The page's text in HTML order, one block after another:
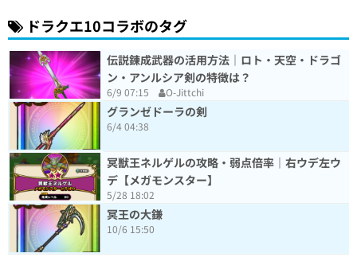
ドラクエ10コラボのタグ
伝説錬成武器の活用方法｜ロト・天空・ドラゴ
ン・アンルシア剣の特徴は？
6/9 07:15 O-Jittchi
グランゼドーラの剣
6/4 04:38
冥獣王ネルゲルの攻略・弱点倍率｜右ウデ左ウ
デ【メガモンスター】
5/28 18:02
冥王の大鎌
10/6 15:50